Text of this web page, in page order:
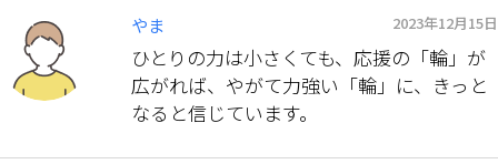
やま 2023年12月15日
ひとりの力は小さくても、応援の「輪」が
広がれば、やがて力強い「輪」に、きっと
なると信じています。